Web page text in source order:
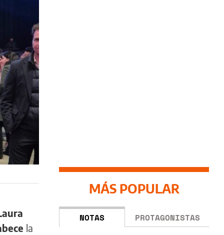
la
MÁS POPULAR
NOTAS PROTAGONISTAS